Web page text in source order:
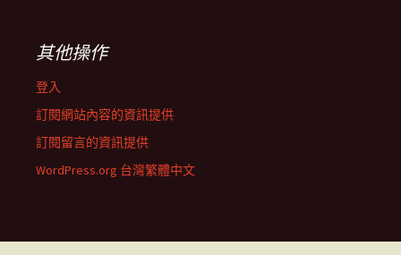
其他操作
登入
訂閱網站內容的資訊提供
訂閱留言的資訊提供
WordPress.org 台灣繁體中文